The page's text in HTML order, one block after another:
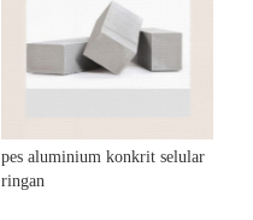
pes aluminium konkrit selular
ringan